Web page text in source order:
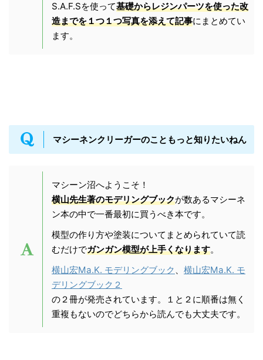
S.A.F.Sを使って基礎からレジンパーツを使った改
造までを１つ１つ写真を添えて記事にまとめてい
ます。
マシーネンクリーガーのこともっと知りたいねん
マシーン沼へようこそ！
横山先生著のモデリングブックが数あるマシーネ
ン本の中で一番最初に買うべき本です。
模型の作り方や塗装についてまとめられていて読
むだけでガンガン模型が上手くなります。
横山宏Ma.K. モデリングブック 、 横山宏Ma.K. モ
デリングブック２
の２冊が発売されています。１と２に順番は無く
重複もないのでどちらから読んでも大丈夫です。